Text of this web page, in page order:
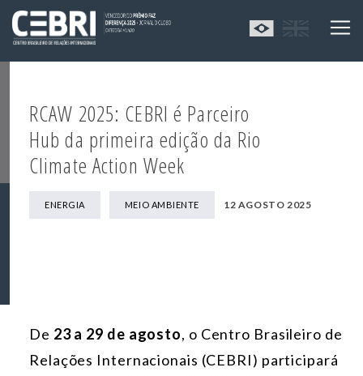
RCAW 2025: CEBRI é Parceiro
Hub da primeira edição da Rio
Climate Action Week
ENERGIA MEIO AMBIENTE 12 AGOSTO 2025
De 23 a 29 de agosto, o Centro Brasileiro de
Relações Internacionais (CEBRI) participará